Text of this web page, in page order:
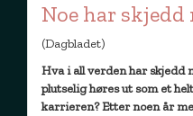
Noe har skjedd
(Dagbladet)
Hva i all verden har skjedd
plutselig høres ut som et
karrieren? Etter noen år